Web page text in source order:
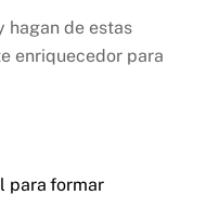
hagan de estas
enriquecedor para
para formar